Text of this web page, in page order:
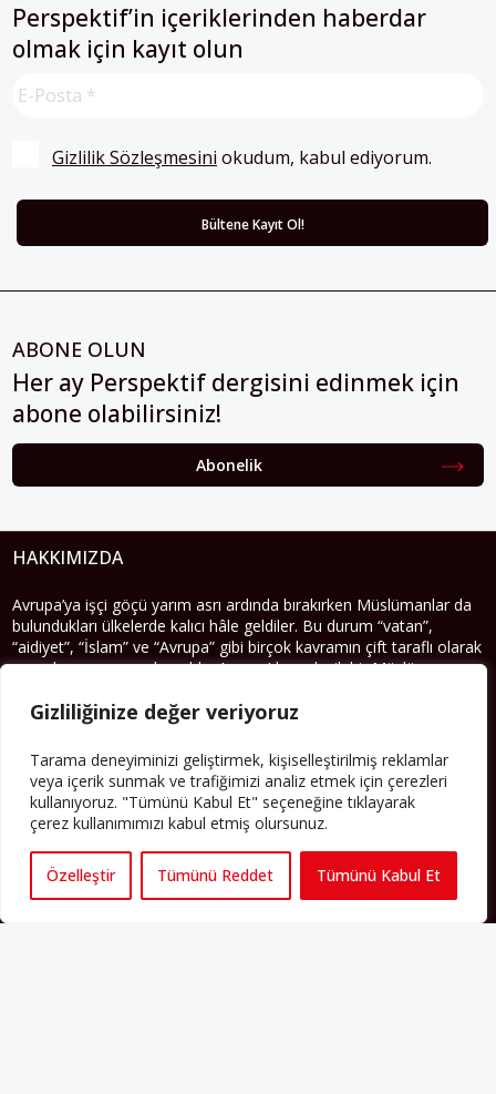
Gizliliğinize değer veriyoruz
Tarama deneyiminizi geliştirmek, kişiselleştirilmiş reklamlar
veya içerik sunmak ve trafiğimizi analiz etmek için çerezleri
kullanıyoruz. "Tümünü Kabul Et" seçeneğine tıklayarak
çerez kullanımımızı kabul etmiş olursunuz.
Özelleştir Tümünü Reddet Tümünü Kabul Et
Perspektif’in içeriklerinden haberdar
olmak için kayıt olun
Gizlilik Sözleşmesini okudum, kabul ediyorum.
ABONE OLUN
Her ay Perspektif dergisini edinmek için
abone olabilirsiniz!
Abonelik
HAKKIMIZDA
Avrupa’ya işçi göçü yarım asrı ardında bırakırken Müslümanlar da
bulundukları ülkelerde kalıcı hâle geldiler. Bu durum “vatan”,
“aidiyet”, “İslam” ve “Avrupa” gibi birçok kavramın çift taraflı olarak
sorgulanmasına neden oldu. Avrupa’da yerleşik bir Müslüman
de Müslümanlar için yeni sorulara da kapı araladı.
PERSPEKTIF’I SOSYAL MEDYADA TAKIP EDEBILIRSINIZ